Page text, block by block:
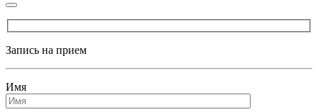
Запись на прием
Имя